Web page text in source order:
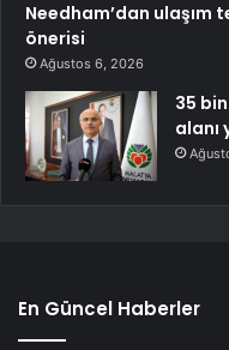
Needham’dan ulaşım
önerisi
Ağustos 6, 2026
35
alanı
En Güncel Haberler